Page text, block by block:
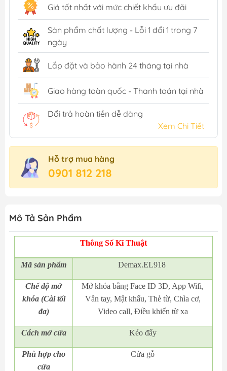
Giá tốt nhất với mức chiết khấu ưu đãi
Sản phẩm chất lượng - Lỗi 1 đổi 1 trong 7
ngày
Lắp đặt và bảo hành 24 tháng tại nhà
Giao hàng toàn quốc - Thanh toán tại nhà
Đổi trả hoàn tiền dễ dàng
Xem Chi Tiết
Hỗ trợ mua hàng
0901 812 218
Mô Tả Sản Phẩm
Thông Số Kĩ Thuật
Mã sản phẩm Demax.EL918
Chế độ mở
khóa (Cài tối
đa)
Mở khóa bằng Face ID 3D, App Wifi,
Vân tay, Mật khẩu, Thẻ từ, Chìa cơ,
Video call, Điều khiển từ xa
Cách mở cửa Kéo đẩy
Phù hợp cho
cửa
Cửa gỗ